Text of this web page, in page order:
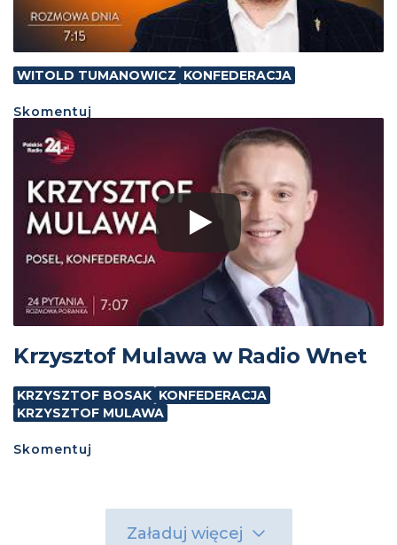
WITOLD TUMANOWICZ KONFEDERACJA
Skomentuj
Krzysztof Mulawa w Radio Wnet
KRZYSZTOF BOSAK KONFEDERACJA
KRZYSZTOF MULAWA
Skomentuj
Załaduj więcej